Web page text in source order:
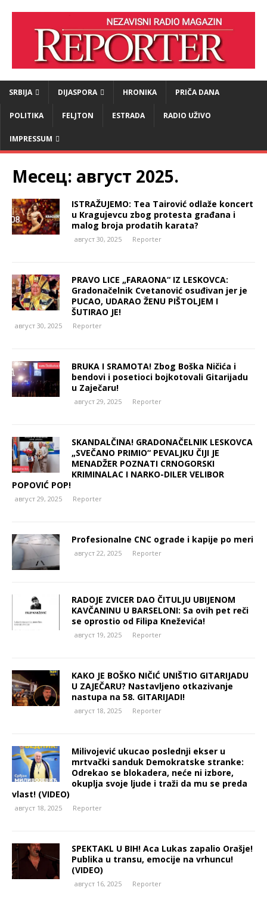
SRBIJA DIJASPORA HRONIKA PRIČA DANA
POLITIKA FELJTON ESTRADA RADIO UŽIVO
IMPRESSUM
Месец: август 2025.
ISTRAŽUJEMO: Tea Tairović odlaže koncert
u Kragujevcu zbog protesta građana i
malog broja prodatih karata?
август 30, 2025 Reporter
PRAVO LICE „FARAONA“ IZ LESKOVCA:
Gradonačelnik Cvetanović osuđivan jer je
PUCAO, UDARAO ŽENU PIŠTOLJEM I
ŠUTIRAO JE!
август 30, 2025 Reporter
BRUKA I SRAMOTA! Zbog Boška Ničića i
bendovi i posetioci bojkotovali Gitarijadu
u Zaječaru!
август 29, 2025 Reporter
SKANDALČINA! GRADONAČELNIK LESKOVCA
„SVEČANO PRIMIO“ PEVALJKU ČIJI JE
MENADŽER POZNATI CRNOGORSKI
KRIMINALAC I NARKO-DILER VELIBOR
POPOVIĆ POP!
август 29, 2025 Reporter
Profesionalne CNC ograde i kapije po meri
август 22, 2025 Reporter
RADOJE ZVICER DAO ČITULJU UBIJENOM
KAVČANINU U BARSELONI: Sa ovih pet reči
se oprostio od Filipa Kneževića!
август 19, 2025 Reporter
KAKO JE BOŠKO NIČIĆ UNIŠTIO GITARIJADU
U ZAJEČARU? Nastavljeno otkazivanje
nastupa na 58. GITARIJADI!
август 18, 2025 Reporter
Milivojević ukucao poslednji ekser u
mrtvački sanduk Demokratske stranke:
Odrekao se blokadera, neće ni izbore,
okuplja svoje ljude i traži da mu se preda
vlast! (VIDEO)
август 18, 2025 Reporter
SPEKTAKL U BIH! Aca Lukas zapalio Orašje!
Publika u transu, emocije na vrhuncu!
(VIDEO)
август 16, 2025 Reporter